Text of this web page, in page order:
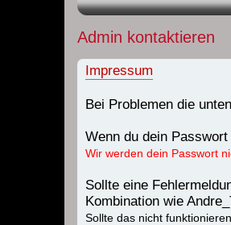
Admin kontaktieren
Impressum
Bei Problemen die
Wenn du dein
Wir werden dein Passwort
Sollte eine
Kombination wie
Sollte das nicht